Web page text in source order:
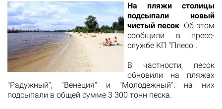
На пляжи столицы
подсыпали новый
чистый песок. Об этом
сообщили в пресс-
службе КП "Плесо".
В частности, песок
обновили на пляжах
"Радужный", "Венеция" и "Молодежный": на них
подсыпали в общей сумме 3 300 тонн песка.